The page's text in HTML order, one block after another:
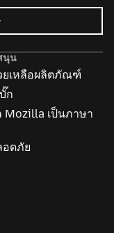
นุน
ยเหลือผลิตภัณฑ์
ก
Mozilla เป็นภาษา
อดภัย